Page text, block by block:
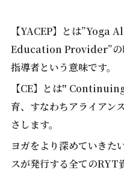
【YACEP】とは
Education Provider”の
指導者という意味です。
【CE】とは‟
育、すなわちアライアン
さします。
ヨガをより深めていきた
スが発行する全てのRYT